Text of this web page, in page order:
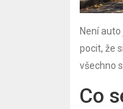
Není auto
pocit, že
všechno
Co